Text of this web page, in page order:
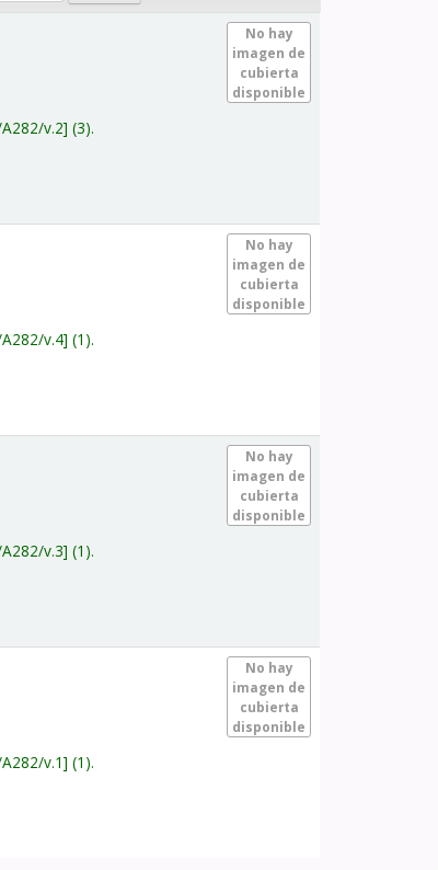
No hay
imagen de
cubierta
disponible
v.2 (3).
No hay
imagen de
cubierta
disponible
v.4 (1).
No hay
imagen de
cubierta
disponible
v.3 (1).
No hay
imagen de
cubierta
disponible
v.1 (1).